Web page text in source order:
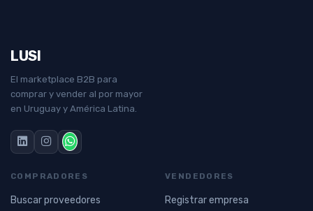
LUSI
El marketplace B2B para
comprar y vender al por mayor
en Uruguay y América Latina.
COMPRADORES
Buscar proveedores
VENDEDORES
Registrar empresa